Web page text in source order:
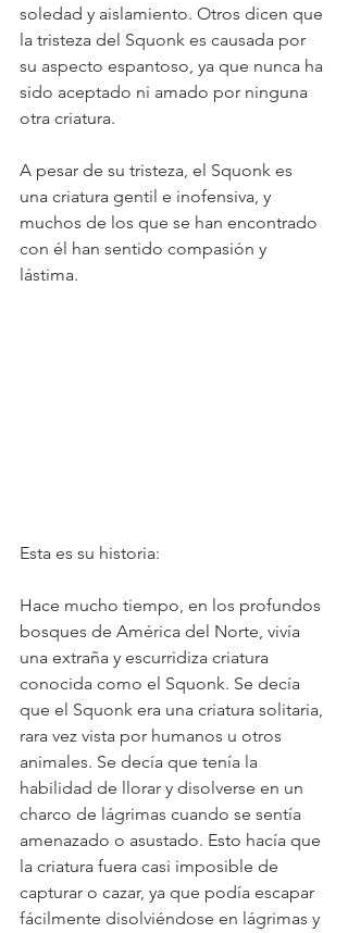
soledad y aislamiento. Otros dicen que
la tristeza del Squonk es causada por
su aspecto espantoso, ya que nunca ha
sido aceptado ni amado por ninguna
otra criatura.
A pesar de su tristeza, el Squonk es
una criatura gentil e inofensiva, y
muchos de los que se han encontrado
con él han sentido compasión y
lástima.
Esta es su historia:
Hace mucho tiempo, en los profundos
bosques de América del Norte, vivía
una extraña y escurridiza criatura
conocida como el Squonk. Se decía
que el Squonk era una criatura solitaria,
rara vez vista por humanos u otros
animales. Se decía que tenía la
habilidad de llorar y disolverse en un
charco de lágrimas cuando se sentía
amenazado o asustado. Esto hacía que
la criatura fuera casi imposible de
capturar o cazar, ya que podía escapar
fácilmente disolviéndose en lágrimas y